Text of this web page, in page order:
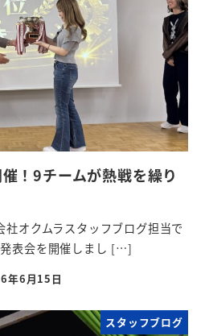
！9チームが熱戦を繰り
社オクムラスタッフブログ担当で
表会を開催しまし […]
年6月15日
スタッフブログ